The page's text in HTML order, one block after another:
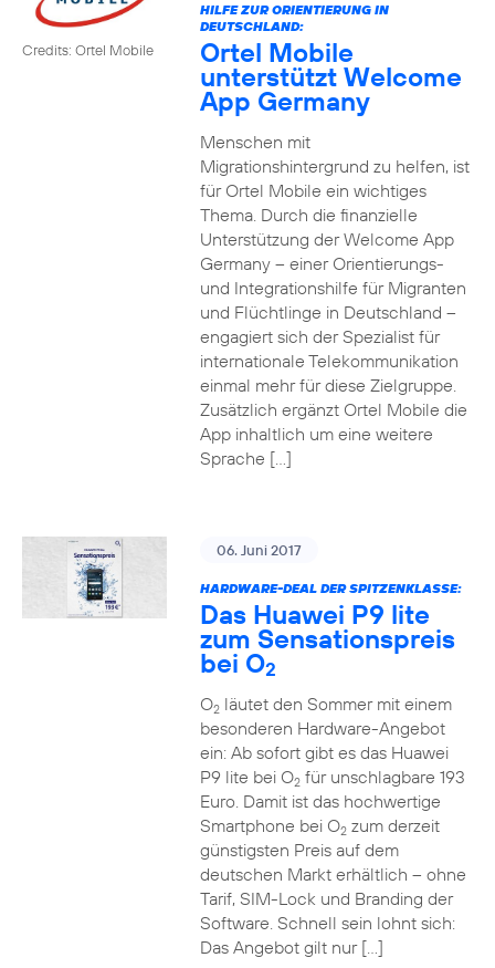
Credits: Ortel Mobile
HILFE ZUR ORIENTIERUNG IN
DEUTSCHLAND:
Ortel Mobile
unterstützt Welcome
App Germany
Menschen mit
Migrationshintergrund zu helfen, ist
für Ortel Mobile ein wichtiges
Thema. Durch die finanzielle
Unterstützung der Welcome App
Germany – einer Orientierungs-
und Integrationshilfe für Migranten
und Flüchtlinge in Deutschland –
engagiert sich der Spezialist für
internationale Telekommunikation
einmal mehr für diese Zielgruppe.
Zusätzlich ergänzt Ortel Mobile die
App inhaltlich um eine weitere
Sprache […]
06. Juni 2017
HARDWARE-DEAL DER SPITZENKLASSE:
Das Huawei P9 lite
zum Sensationspreis
bei O2
O2läutet den Sommer mit einem
besonderen Hardware-Angebot
ein: Ab sofort gibt es das Huawei
P9 lite bei O2für unschlagbare 193
Euro. Damit ist das hochwertige
Smartphone bei O2zum derzeit
günstigsten Preis auf dem
deutschen Markt erhältlich – ohne
Tarif, SIM-Lock und Branding der
Software. Schnell sein lohnt sich:
Das Angebot gilt nur […]